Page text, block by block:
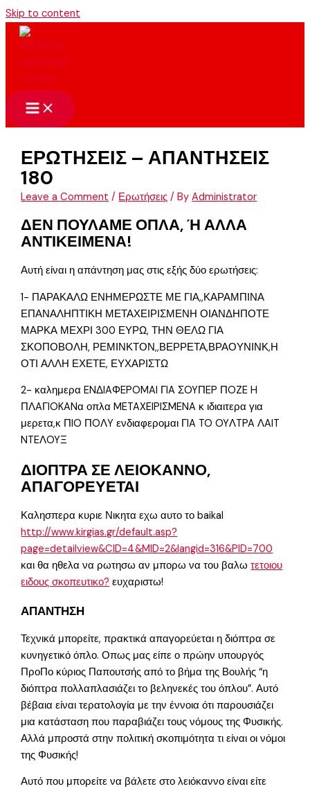
Skip to content
ΕΡΩΤΗΣΕΙΣ – ΑΠΑΝΤΗΣΕΙΣ
180
Leave a Comment / Ερωτήσεις / ByAdministrator
ΔΕΝ ΠΟΥΛΑΜΕ ΟΠΛΑ, Ή ΑΛΛΑ
ΑΝΤΙΚΕΙΜΕΝΑ!
Αυτή είναι η απάντηση μας στις εξής δύο ερωτήσεις:
1- ΠΑΡΑΚΑΛΩ ΕΝΗΜΕΡΩΣΤΕ ΜΕ ΓΙΑ,,ΚΑΡΑΜΠΙΝΑ
ΕΠΑΝΑΛΗΠΤΙΚΗ ΜΕΤΑΧΕΙΡΙΣΜΕΝΗ ΟΙΑΝΔΗΠΟΤΕ
ΜΑΡΚΑ ΜΕΧΡΙ 300 ΕΥΡΩ, ΤΗΝ ΘΕΛΩ ΓΙΑ
ΣΚΟΠΟΒΟΛΗ, ΡΕΜΙΝΚΤΟΝ,,ΒΕΡΡΕΤΑ,ΒΡΑΟΥΝΙΝΚ,Η
ΟΤΙ ΑΛΛΗ ΕΧΕΤΕ, ΕΥΧΑΡΙΣΤΩ
2- καλημερα ENΔIAΦEPOMAI ΓIA ΣOYΠEP ΠOZE H
ΠΛAΓIOKANα οπλα METAXEIPIΣMENA κ ιδιαιτερα για
μερετα,κ ΠIO ΠOΛY ενδιαφερομαι ΓIA TO OYΛTPA ΛAIT
NTEΛOYΞ
ΔΙΟΠΤΡΑ ΣΕ ΛΕΙΟΚΑΝΝΟ,
ΑΠΑΓΟΡΕΥΕΤΑΙ
Καλησπερα κυριε Νικητα εχω αυτο το baikal
http://www.kirgias.gr/default.asp?
page=detailview&CID=4&MID=2&langid=316&PID=700
και θα ηθελα να ρωτησω αν μπορω να του βαλωτετοιου
ειδους σκοπευτικο? ευχαριστω!
ΑΠΑΝΤΗΣΗ
Τεχνικά μπορείτε, πρακτικά απαγορεύεται η διόπτρα σε
κυνηγετικό όπλο. Οπως μας είπε ο πρώην υπουργός
ΠροΠο κύριος Παπουτσής από το βήμα της Βουλής “η
διόπτρα πολλαπλασιάζει το βεληνεκές του όπλου”. Αυτό
βέβαια είναι τερατολογία με την έννοια ότι παρουσιάζει
μια κατάσταση που παραβιάζει τους νόμους της Φυσικής.
Αλλά μπροστά στην πολιτική σκοπιμότητα τι είναι οι νόμοι
της Φυσικής!
Αυτό που μπορείτε να βάλετε στο λειόκαννο είναι είτε